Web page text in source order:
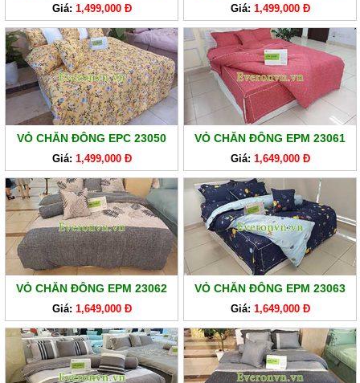
Giá: 1,499,000 Đ Giá: 1,499,000 Đ
VỎ CHĂN ĐÔNG EPC 23050
Giá: 1,499,000 Đ
VỎ CHĂN ĐÔNG EPM 23061
Giá: 1,649,000 Đ
VỎ CHĂN ĐÔNG EPM 23062
Giá: 1,649,000 Đ
VỎ CHĂN ĐÔNG EPM 23063
Giá: 1,649,000 Đ